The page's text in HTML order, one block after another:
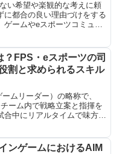
い希望や楽観的な考えに頼
に都合の良い理由づけをする
ゲームやeスポーツコミュニ
？FPS・eスポーツの司
割と求められるスキル
ムリーダー）の略称で、
ーム内で戦略立案と指揮を
中にリアルタイムで味方に
ンゲームにおけるAIM